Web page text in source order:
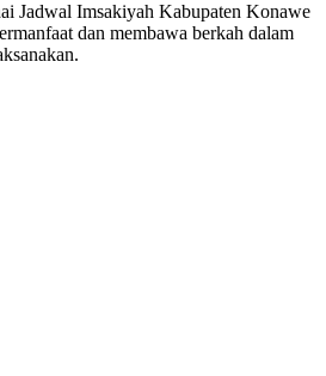
Jadwal Imsakiyah Kabupaten Konawe
dan membawa berkah dalam